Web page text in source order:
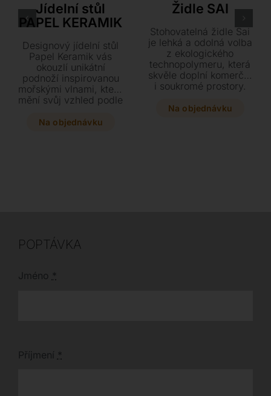
Jídelní stůl
PAPEL KERAMIK
Designový jídelní stůl
Papel Keramik vás
okouzlí unikátní
podnoží inspirovanou
mořskými vlnami, která
mění svůj vzhled podle
impozantní kousek s
Na objednávku
Židle SAI
Stohovatelná židle Sai
je lehká a odolná volba
z ekologického
technopolymeru, která
skvěle doplní komerční
i soukromé prostory.
ideální pro vnitřní i
Na objednávku
POPTÁVKA
Jméno *
Příjmení *